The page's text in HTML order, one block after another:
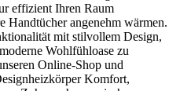
effizient Ihren Raum
Handtücher angenehm wärmen.
mit stilvollem Design,
Wohlfühloase zu
Online-Shop und
Komfort,